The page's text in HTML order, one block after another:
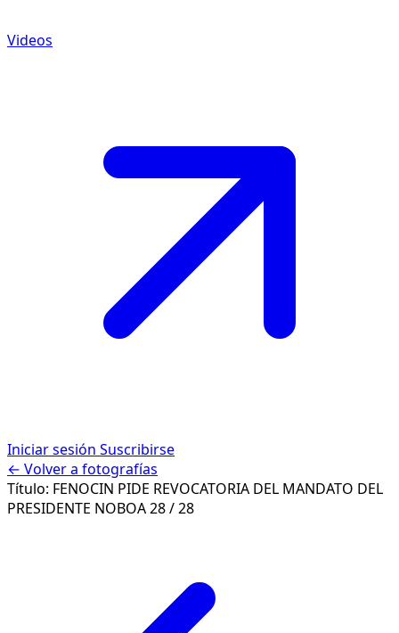
Videos
Iniciar sesión Suscribirse
← Volver a fotografías
Título: FENOCIN PIDE REVOCATORIA DEL MANDATO DEL
PRESIDENTE NOBOA28 / 28